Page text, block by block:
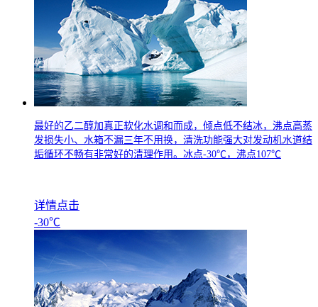
最好的乙二醇加真正软化水调和而成，倾点低不结冰，沸点高蒸
发损失小、水箱不漏三年不用换，清洗功能强大对发动机水道结
垢循环不畅有非常好的清理作用。冰点-30℃，沸点107℃
详情点击
-30℃